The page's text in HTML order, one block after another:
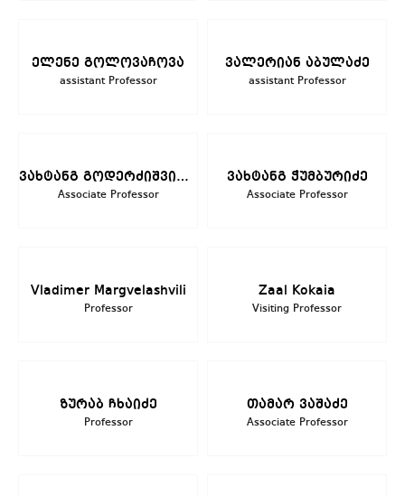
ელენე გოლოვაჩოვა
assistant Professor
ვალერიან აბულაძე
assistant Professor
ვახტანგ გოდერძიშვილი
Associate Professor
ვახტანგ ჭუმბურიძე
Associate Professor
Vladimer Margvelashvili
Professor
Zaal Kokaia
Visiting Professor
ზურაბ ჩხაიძე
Professor
თამარ ვაშაძე
Associate Professor